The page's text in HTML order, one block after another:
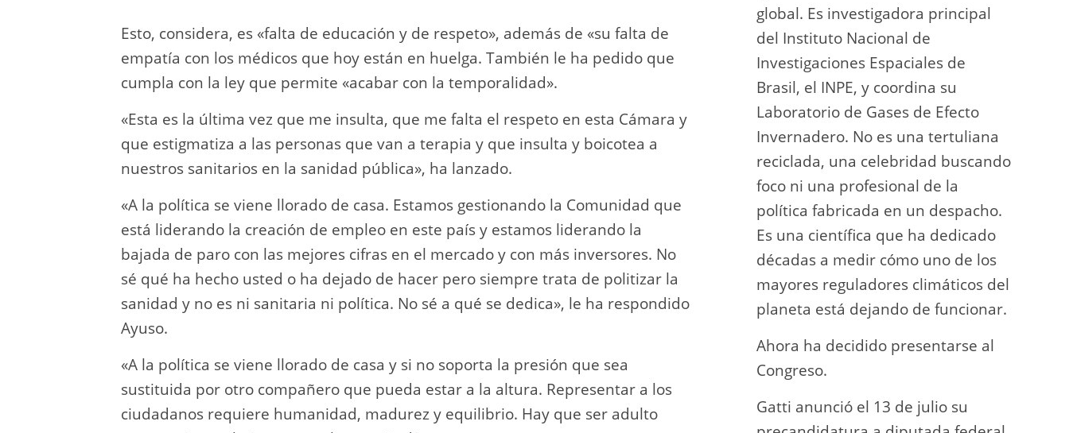
Esto, considera, es «falta de educación y de respeto», además de «su falta de
empatía con los médicos que hoy están en huelga. También le ha pedido que
cumpla con la ley que permite «acabar con la temporalidad».
«Esta es la última vez que me insulta, que me falta el respeto en esta Cámara y
que estigmatiza a las personas que van a terapia y que insulta y boicotea a
nuestros sanitarios en la sanidad pública», ha lanzado.
«A la política se viene llorado de casa. Estamos gestionando la Comunidad que
está liderando la creación de empleo en este país y estamos liderando la
bajada de paro con las mejores cifras en el mercado y con más inversores. No
sé qué ha hecho usted o ha dejado de hacer pero siempre trata de politizar la
sanidad y no es ni sanitaria ni política. No sé a qué se dedica», le ha respondido
Ayuso.
«A la política se viene llorado de casa y si no soporta la presión que sea
sustituida por otro compañero que pueda estar a la altura. Representar a los
ciudadanos requiere humanidad, madurez y equilibrio. Hay que ser adulto
global. Es investigadora principal
del Instituto Nacional de
Investigaciones Espaciales de
Brasil, el INPE, y coordina su
Laboratorio de Gases de Efecto
Invernadero. No es una tertuliana
reciclada, una celebridad buscando
foco ni una profesional de la
política fabricada en un despacho.
Es una científica que ha dedicado
décadas a medir cómo uno de los
mayores reguladores climáticos del
planeta está dejando de funcionar.
Ahora ha decidido presentarse al
Congreso.
Gatti anunció el 13 de julio su